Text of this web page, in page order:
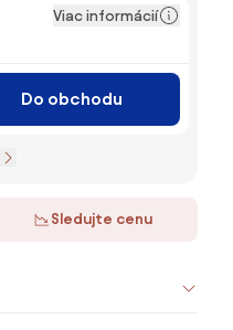
Viac informácií
Do obchodu
Sledujte cenu